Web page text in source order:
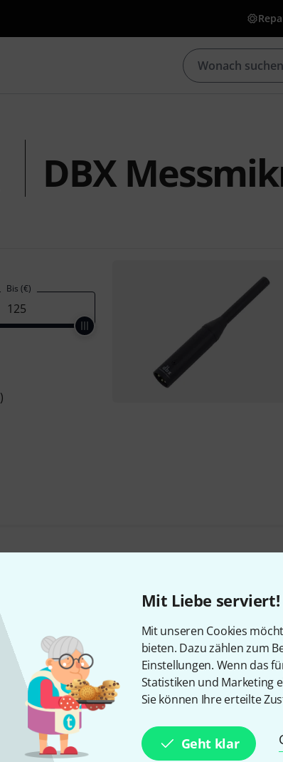
Mit Liebe serviert!
Mit unseren Cookies
bieten. Dazu zählen zum
Einstellungen. Wenn das
Statistiken und Marketing
Sie können Ihre erteilte
Geht klar
DBX
Bis (€)
Newsletter
Thomann Newsletter und gewinne mit
50 Gutscheinen über jeweils 50€!